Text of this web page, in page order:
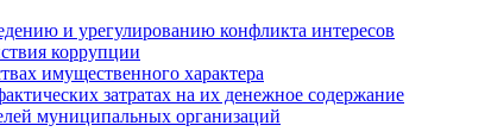
и урегулированию конфликта интересов
коррупции
имущественного характера
затратах на их денежное содержание
муниципальных организаций